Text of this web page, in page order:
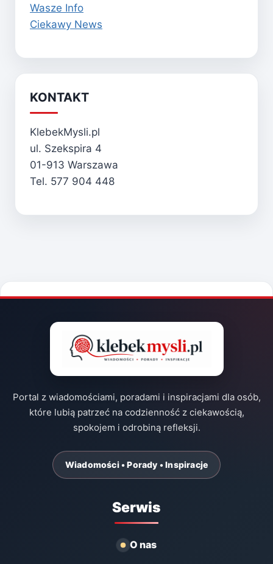
Wasze Info
Ciekawy News
KONTAKT
KlebekMysli.pl
ul. Szekspira 4
01-913 Warszawa
Tel. 577 904 448
Portal z wiadomościami, poradami i inspiracjami dla osób,
które lubią patrzeć na codzienność z ciekawością,
spokojem i odrobiną refleksji.
Wiadomości • Porady • Inspiracje
Serwis
O nas